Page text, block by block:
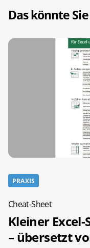
Das könnte
PRAXIS
Cheat-Sheet
Kleiner
– übersetzt